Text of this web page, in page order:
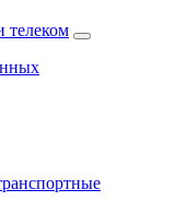
телеком